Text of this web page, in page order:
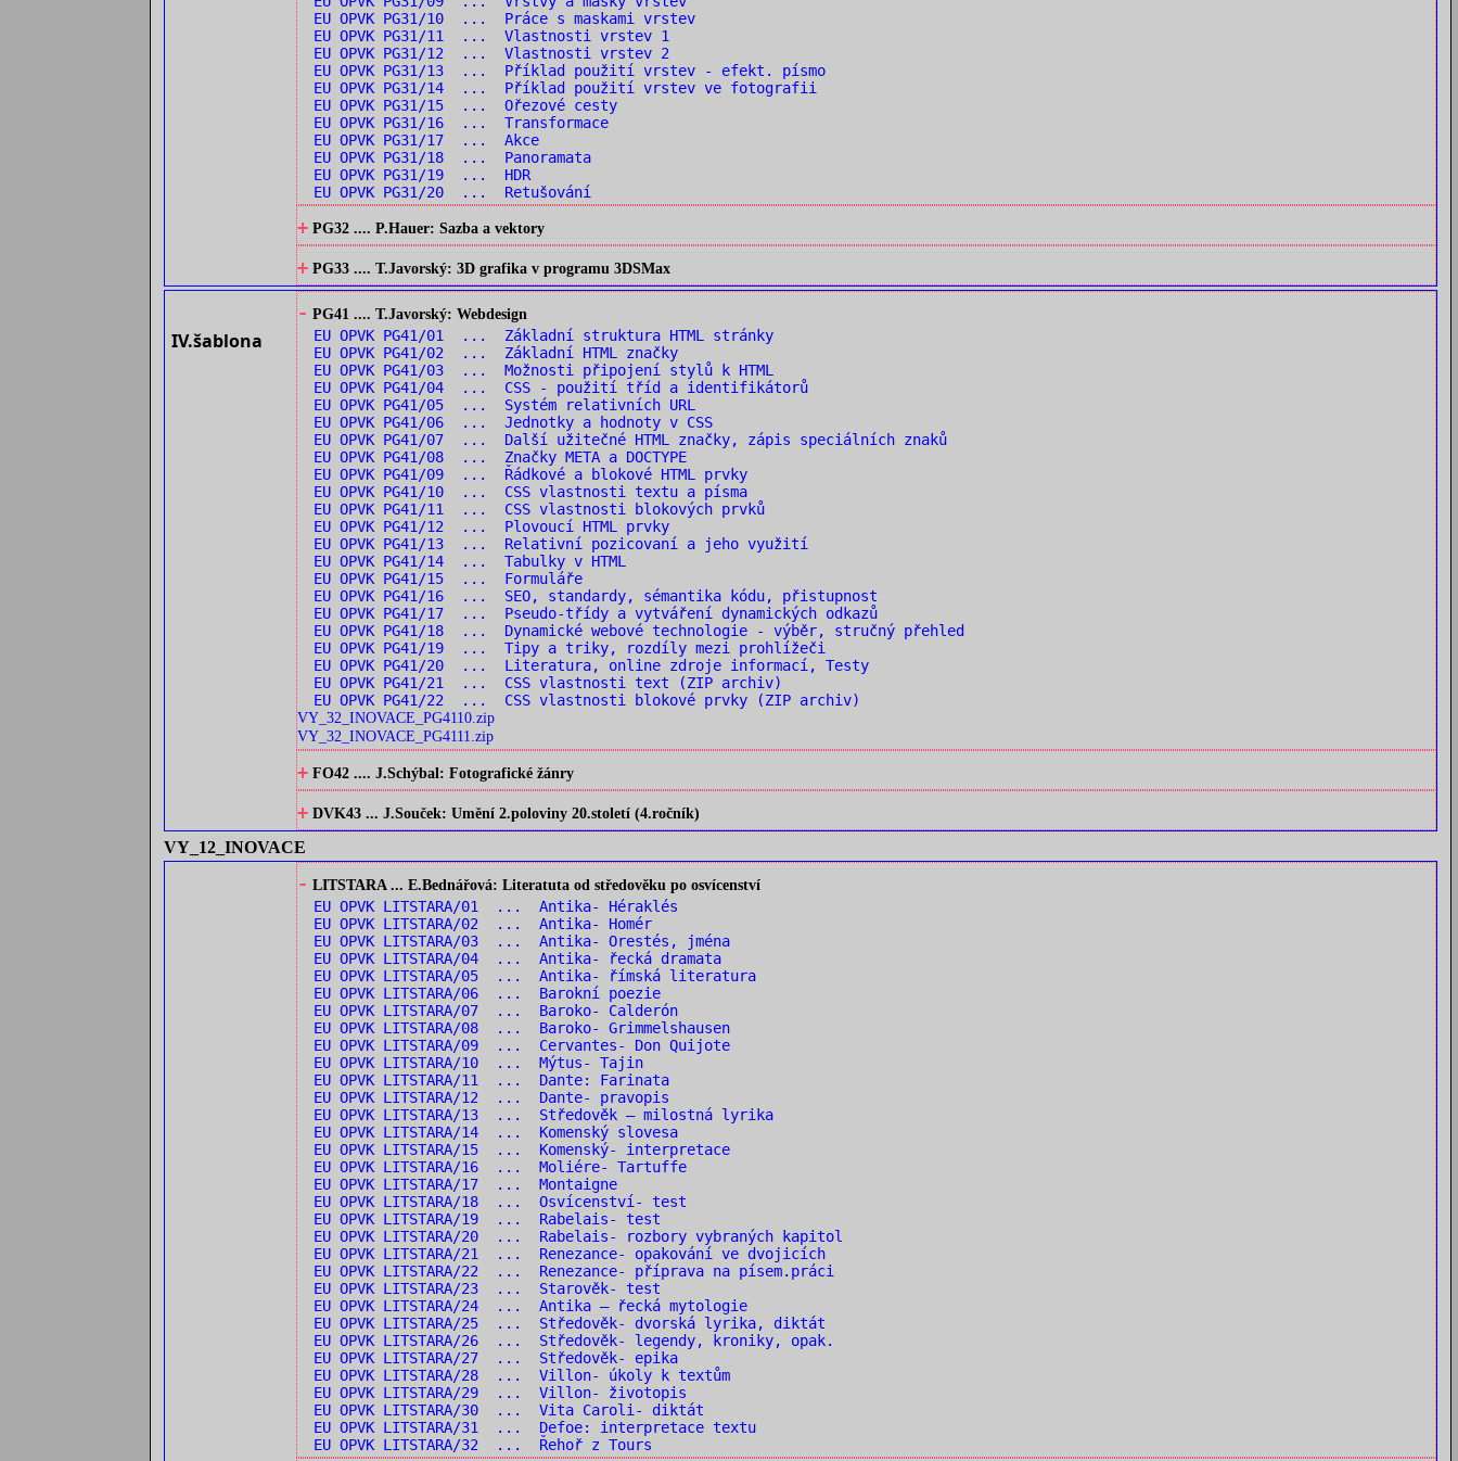
EU OPVK PG31/10 ... Práce s maskami vrstev
EU OPVK PG31/11 ... Vlastnosti vrstev 1
EU OPVK PG31/12 ... Vlastnosti vrstev 2
EU OPVK PG31/13 ... Příklad použití vrstev - efekt. písmo
EU OPVK PG31/14 ... Příklad použití vrstev ve fotografii
EU OPVK PG31/15 ... Ořezové cesty
EU OPVK PG31/16 ... Transformace
EU OPVK PG31/17 ... Akce
EU OPVK PG31/18 ... Panoramata
EU OPVK PG31/19 ... HDR
EU OPVK PG31/20 ... Retušování
+ PG32 .... P.Hauer: Sazba a vektory
+ PG33 .... T.Javorský: 3D grafika v programu 3DSMax
IV.šablona
- PG41 .... T.Javorský: Webdesign
EU OPVK PG41/01 ... Základní struktura HTML stránky
EU OPVK PG41/02 ... Základní HTML značky
EU OPVK PG41/03 ... Možnosti připojení stylů k HTML
EU OPVK PG41/04 ... CSS - použití tříd a identifikátorů
EU OPVK PG41/05 ... Systém relativních URL
EU OPVK PG41/06 ... Jednotky a hodnoty v CSS
EU OPVK PG41/07 ... Další užitečné HTML značky, zápis speciálních znaků
EU OPVK PG41/08 ... Značky META a DOCTYPE
EU OPVK PG41/09 ... Řádkové a blokové HTML prvky
EU OPVK PG41/10 ... CSS vlastnosti textu a písma
EU OPVK PG41/11 ... CSS vlastnosti blokových prvků
EU OPVK PG41/12 ... Plovoucí HTML prvky
EU OPVK PG41/13 ... Relativní pozicovaní a jeho využití
EU OPVK PG41/14 ... Tabulky v HTML
EU OPVK PG41/15 ... Formuláře
EU OPVK PG41/16 ... SEO, standardy, sémantika kódu, přistupnost
EU OPVK PG41/17 ... Pseudo-třídy a vytváření dynamických odkazů
EU OPVK PG41/18 ... Dynamické webové technologie - výběr, stručný přehled
EU OPVK PG41/19 ... Tipy a triky, rozdíly mezi prohlížeči
EU OPVK PG41/20 ... Literatura, online zdroje informací, Testy
EU OPVK PG41/21 ... CSS vlastnosti text (ZIP archiv)
EU OPVK PG41/22 ... CSS vlastnosti blokové prvky (ZIP archiv)
VY_32_INOVACE_PG4110.zip
VY_32_INOVACE_PG4111.zip
+ FO42 .... J.Schýbal: Fotografické žánry
+ DVK43 ... J.Souček: Umění 2.poloviny 20.století (4.ročník)
VY_12_INOVACE
- LITSTARA ... E.Bednářová: Literatuta od středověku po osvícenství
EU OPVK LITSTARA/01 ... Antika- Héraklés
EU OPVK LITSTARA/02 ... Antika- Homér
EU OPVK LITSTARA/03 ... Antika- Orestés, jména
EU OPVK LITSTARA/04 ... Antika- řecká dramata
EU OPVK LITSTARA/05 ... Antika- římská literatura
EU OPVK LITSTARA/06 ... Barokní poezie
EU OPVK LITSTARA/07 ... Baroko- Calderón
EU OPVK LITSTARA/08 ... Baroko- Grimmelshausen
EU OPVK LITSTARA/09 ... Cervantes- Don Quijote
EU OPVK LITSTARA/10 ... Mýtus- Tajin
EU OPVK LITSTARA/11 ... Dante: Farinata
EU OPVK LITSTARA/12 ... Dante- pravopis
EU OPVK LITSTARA/13 ... Středověk – milostná lyrika
EU OPVK LITSTARA/14 ... Komenský slovesa
EU OPVK LITSTARA/15 ... Komenský- interpretace
EU OPVK LITSTARA/16 ... Moliére- Tartuffe
EU OPVK LITSTARA/17 ... Montaigne
EU OPVK LITSTARA/18 ... Osvícenství- test
EU OPVK LITSTARA/19 ... Rabelais- test
EU OPVK LITSTARA/20 ... Rabelais- rozbory vybraných kapitol
EU OPVK LITSTARA/21 ... Renezance- opakování ve dvojicích
EU OPVK LITSTARA/22 ... Renezance- příprava na písem.práci
EU OPVK LITSTARA/23 ... Starověk- test
EU OPVK LITSTARA/24 ... Antika – řecká mytologie
EU OPVK LITSTARA/25 ... Středověk- dvorská lyrika, diktát
EU OPVK LITSTARA/26 ... Středověk- legendy, kroniky, opak.
EU OPVK LITSTARA/27 ... Středověk- epika
EU OPVK LITSTARA/28 ... Villon- úkoly k textům
EU OPVK LITSTARA/29 ... Villon- životopis
EU OPVK LITSTARA/30 ... Vita Caroli- diktát
EU OPVK LITSTARA/31 ... Defoe: interpretace textu
EU OPVK LITSTARA/32 ... Řehoř z Tours